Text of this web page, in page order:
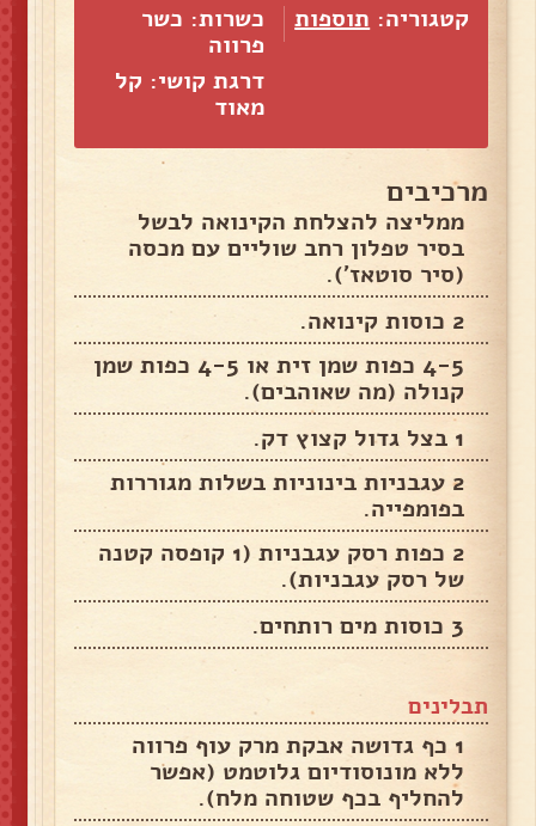
קטגוריה: תוספות
כשרות: כשר
פרווה
דרגת קושי: קל
מאוד
מרכיבים
ממליצה להצלחת הקינואה לבשל
בסיר טפלון רחב שוליים עם מכסה
(סיר סוטאז').
2 כוסות קינואה.
4-5 כפות שמן זית או 4-5 כפות שמן
קנולה (מה שאוהבים).
1 בצל גדול קצוץ דק.
2 עגבניות בינוניות בשלות מגוררות
בפומפייה.
2 כפות רסק עגבניות (1 קופסה קטנה
של רסק עגבניות).
3 כוסות מים רותחים.
תבלינים
1 כף גדושה אבקת מרק עוף פרווה
ללא מונוסודיום גלוטמט (אפשר
להחליף בכף שטוחה מלח).